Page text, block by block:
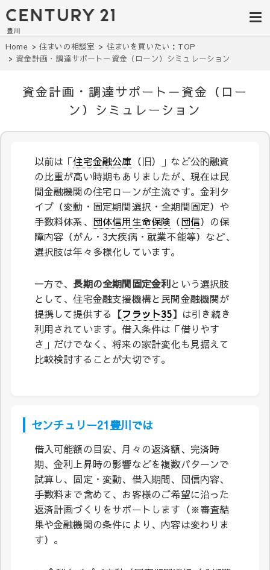
豊田市の中古
住宅・土地・
リノベ物件探
リー21豊川
建て・土地探しはセンチュリー21豊
川へ。豊田市内の最新物件情報を随
時更新中！駅近、建築条件無し、ペ
ット可、学区別など、お客様のこだ
わり条件に合わせて理想の物件を簡
Home 住まいの相談室
住まいを買いたい：TOP
資金計画・調達サポート－資金（ローン）シミュレーション
資金計画・調達サポート－資金（ロー
ン）シミュレーション
以前は「住宅金融公庫 （旧）」など公的融資
の比重が高い時期もありましたが、現在は民
間金融機関の住宅ローンが主流です。金利タ
イプ（変動・固定期間選択・全期間固定）や
手数料体系、 団体信用生命保険 （団信）の保
障内容（がん・3大疾病・就業不能等）など、
選択肢は年々多様化しています。
一方で、 長期の全期間固定金利という選択肢
として、住宅金融支援機構と民間金融機関が
提携して提供する 【フラット35】 は引き続き
利用されています。借入条件は「借りやす
さ」だけでなく、将来の家計変化も見据えて
比較検討することが大切です。
センチュリー21豊川では
借入可能額の目安、月々の返済額、完済時
期、金利上昇時の影響などを複数パターンで
試算し、固定・変動、借入期間、団信内容、
手数料まで含めて、お客様のご希望に沿った
返済計画づくりをサポートします（※審査結
果や金融機関の条件により、内容は変わりま
す）。